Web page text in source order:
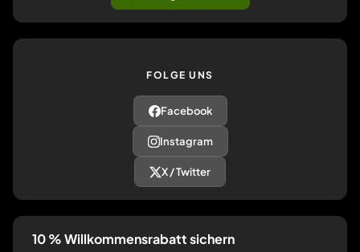
FOLGE UNS
Facebook
Instagram
X / Twitter
10 % Willkommensrabatt sichern